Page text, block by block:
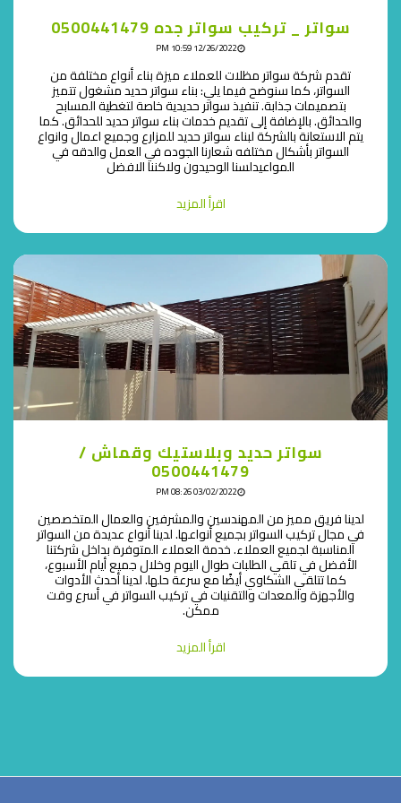
سواتر _ تركيب سواتر جده 0500441479
12/26/2022 10:59 PM
تقدم شركة سواتر مظلات للعملاء ميزة بناء أنواع مختلفة من
السواتر، كما سنوضح فيما يلي: بناء سواتر حديد مشغول تتميز
بتصميمات جذابة. تنفيذ سواتر حديدية خاصة لتغطية المسابح
والحدائق. بالإضافة إلى تقديم خدمات بناء سواتر حديد للحدائق. كما
يتم الاستعانة بالشركة لبناء سواتر حديد للمزارع وجميع اعمال وانواع
السواتر بأشكال مختلفه شعارنا الجوده في العمل والدقه في
المواعيدلسنا الوحيدون ولاكننا الافضل
اقرأ المزيد
سواتر حديد وبلاستيك وقماش /
0500441479
03/02/2022 08:26 PM
لدينا فريق مميز من المهندسين والمشرفين والعمال المتخصصين
في مجال تركيب السواتر بجميع أنواعها. لدينا أنواع عديدة من السواتر
المناسبة لجميع العملاء. خدمة العملاء المتوفرة بداخل شركتنا
الأفضل في تلقي الطلبات طوال اليوم وخلال جميع أيام الأسبوع،
كما تتلقي الشكاوي أيضًا مع سرعة حلها. لدينا أحدث الأدوات
والأجهزة والمعدات والتقنيات في تركيب السواتر في أسرع وقت
ممكن.
اقرأ المزيد